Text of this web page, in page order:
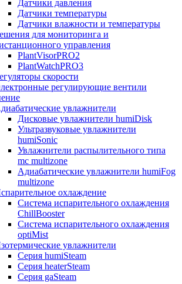
Датчики давления
Датчики температуры
Датчики влажности и температуры
для мониторинга и
управления
PlantVisorPRO2
PlantWatchPRO3
скорости
регулирующие вентили
увлажнители
Дисковые увлажнители humiDisk
Ультразвуковые увлажнители
humiSonic
Увлажнители распылительного типа
mc multizone
Адиабатические увлажнители humiFog
multizone
охлаждение
Система испарительного охлаждения
ChillBooster
Система испарительного охлаждения
optiMist
увлажнители
Серия humiSteam
Серия heaterSteam
Серия gaSteam